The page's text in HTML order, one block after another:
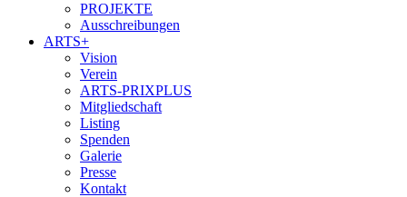
PROJEKTE
Ausschreibungen
ARTS+
Vision
Verein
ARTS-PRIXPLUS
Mitgliedschaft
Listing
Spenden
Galerie
Presse
Kontakt